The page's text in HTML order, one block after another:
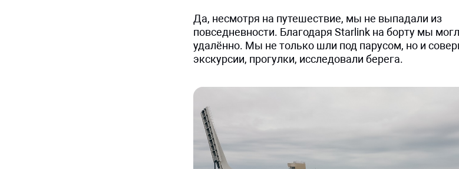
Да, несмотря на путешествие, мы не выпадали из
повседневности. Благодаря Starlink на борту мы
удалённо. Мы не только шли под парусом, но и
экскурсии, прогулки, исследовали берега.